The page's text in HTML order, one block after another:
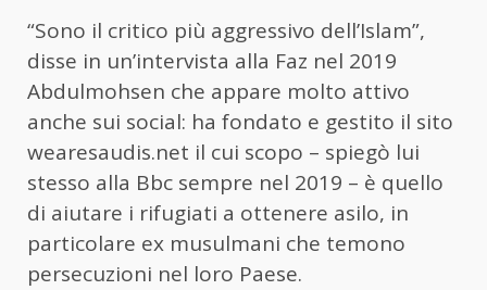
“Sono il critico più aggressivo dell’Islam”,
disse in un’intervista alla Faz nel 2019
Abdulmohsen che appare molto attivo
anche sui social: ha fondato e gestito il sito
wearesaudis.net il cui scopo – spiegò lui
stesso alla Bbc sempre nel 2019 – è quello
di aiutare i rifugiati a ottenere asilo, in
particolare ex musulmani che temono
persecuzioni nel loro Paese.